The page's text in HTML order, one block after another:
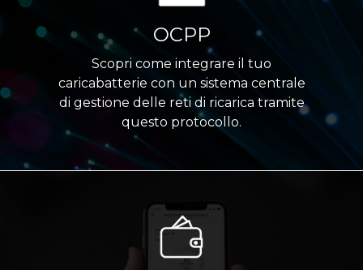
OCPP
Scopri come integrare il tuo
caricabatterie con un sistema centrale
di gestione delle reti di ricarica tramite
questo protocollo.